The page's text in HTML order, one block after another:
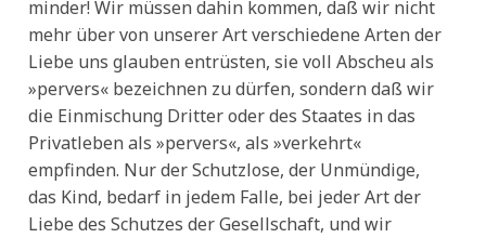
minder! Wir müssen dahin kommen, daß wir nicht
mehr über von unserer Art verschiedene Arten der
Liebe uns glauben entrüsten, sie voll Abscheu als
»pervers« bezeichnen zu dürfen, sondern daß wir
die Einmischung Dritter oder des Staates in das
Privatleben als »pervers«, als »verkehrt«
empfinden. Nur der Schutzlose, der Unmündige,
das Kind, bedarf in jedem Falle, bei jeder Art der
Liebe des Schutzes der Gesellschaft, und wir